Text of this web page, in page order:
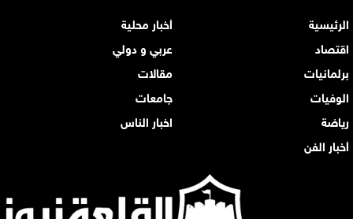
الرئيسية
أخبار محلية
اقتصاد
عربي و دولي
برلمانيات
مقالات
الوفيات
جامعات
رياضة
اخبار الناس
أخبار الفن